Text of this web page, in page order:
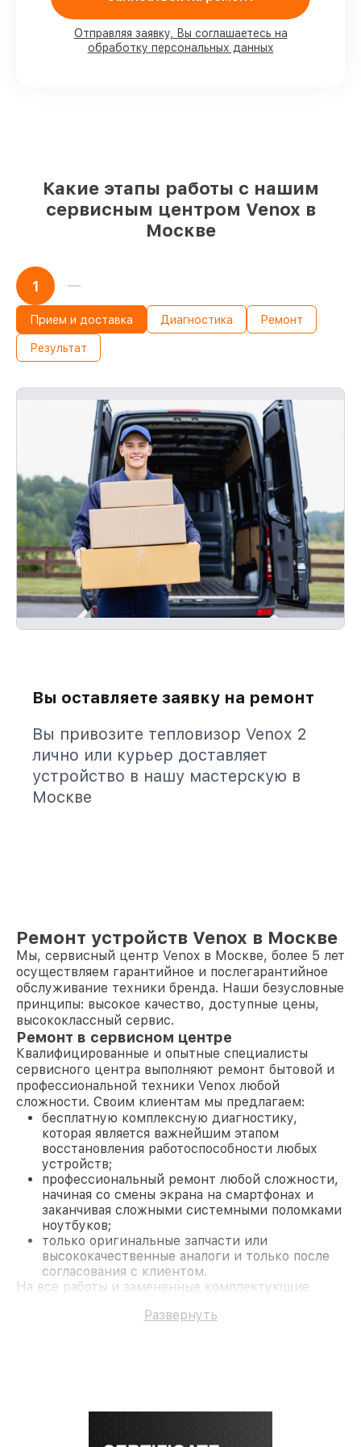
наличии в мастерской или на складе в
Москве, остальные доставляются быстро
Оригинальные комплектующие Venox
Отправляя заявку, Вы соглашаетесь на
обработку персональных данных
Какие этапы работы с нашим
сервисным центром Venox в
Москве
1
Прием и доставка Диагностика Ремонт
Результат
Вы оставляете заявку на ремонт
Вы привозите тепловизор Venox 2
лично или курьер доставляет
устройство в нашу мастерскую в
Москве
Ремонт устройств Venox в Москве
Мы, сервисный центр Venox в Москве, более 5 лет
осуществляем гарантийное и послегарантийное
обслуживание техники бренда. Наши безусловные
принципы: высокое качество, доступные цены,
высококлассный сервис.
Ремонт в сервисном центре
Квалифицированные и опытные специалисты
сервисного центра выполняют ремонт бытовой и
профессиональной техники Venox любой
сложности. Своим клиентам мы предлагаем:
бесплатную комплексную диагностику,
которая является важнейшим этапом
восстановления работоспособности любых
устройств;
профессиональный ремонт любой сложности,
начиная со смены экрана на смартфонах и
заканчивая сложными системными поломками
ноутбуков;
только оригинальные запчасти или
высококачественные аналоги и только после
согласования с клиентом.
На все работы и замененные комплектующие
поломки по условиям гарантии, мы бесплатно
безупречной репутацией;
Развернуть